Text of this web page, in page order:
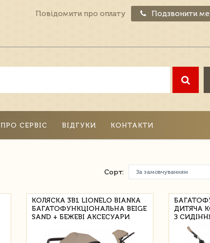
Повідомити про оплату Подзвонити
ПРО СЕРВІС ВІДГУКИ КОНТАКТИ
Сорт:
КОЛЯСКА 3В1 LIONELO BIANKA
БАГАТОФУНКЦІОНАЛЬНА BEIGE
SAND + БЕЖЕВІ АКСЕСУАРИ
ДИТЯЧА
З